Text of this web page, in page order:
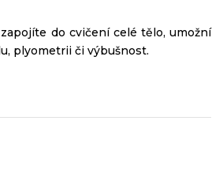
do cvičení celé tělo, umožní
plyometrii či výbušnost.